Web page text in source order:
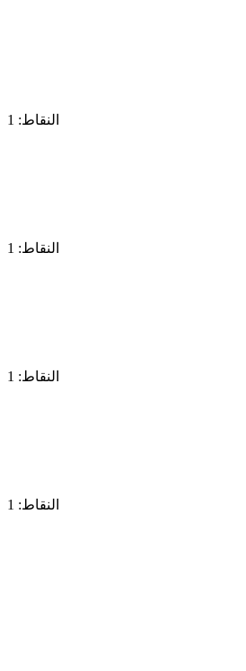
النقاط: 1
النقاط: 1
النقاط: 1
النقاط: 1